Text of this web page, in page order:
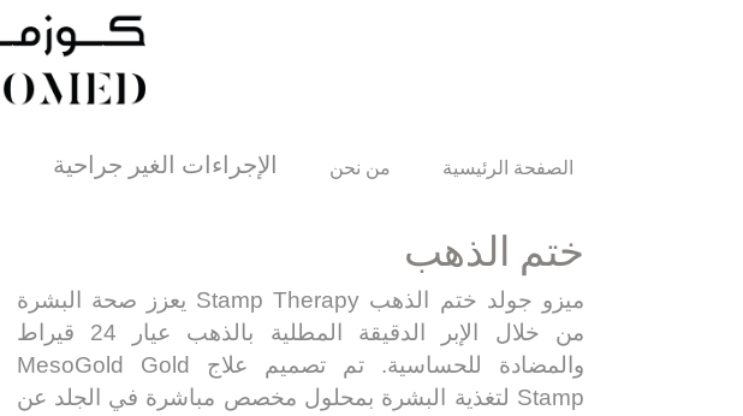
الصفحة الرئيسية من نحن الإجراءات الغير جراحية
ختم الذهب
ميزو جولد ختم الذهب Stamp Therapy يعزز صحة البشرة
من خلال الإبر الدقيقة المطلية بالذهب عيار 24 قيراط
والمضادة للحساسية. تم تصميم علاج MesoGold Gold
Stamp لتغذية البشرة بمحلول مخصص مباشرة في الجلد عن